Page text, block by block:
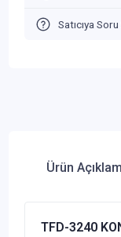
Satıcıya
Ürün
TFD-3240